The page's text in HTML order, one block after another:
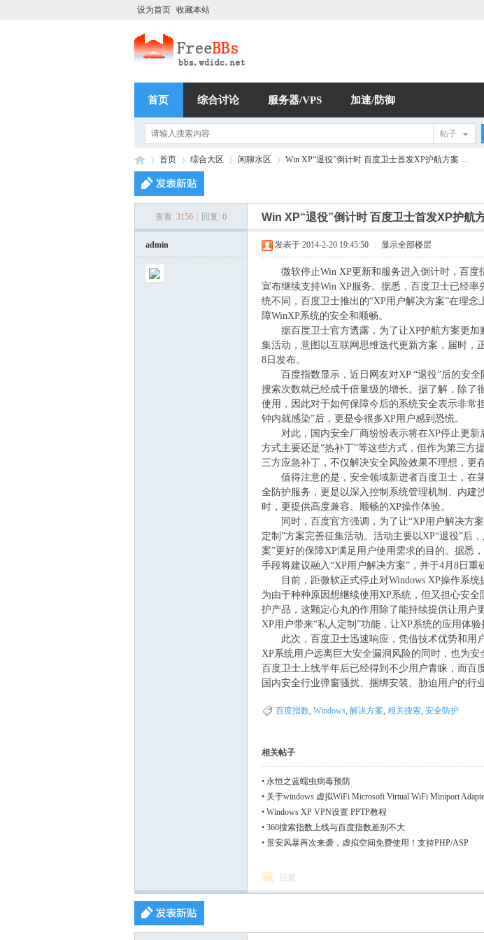
设为首页 收藏本站
首页 综合讨论 服务器/VPS 加速/防御
帖子
美
首页
›
综合大区
›
闲聊水区
›
Win XP“退役”倒计时 百度卫士首发XP护航方案 ...
查看: 3156 回复: 0 Win XP“退役”倒计时 百度卫士首发XP护航
admin 发表于 2014-2-20 19:45:50 显示全部楼层
微软停止Win XP更新和服务进入倒计时，百度
宣布继续支持Win XP服务。据悉，百度卫士已经率
统不同，百度卫士推出的“XP用户解决方案”在理
障WinXP系统的安全和顺畅。
据百度卫士官方透露，为了让XP护航方案更加
集活动，意图以互联网思维迭代更新方案，届时，
8日发布。
百度指数显示，近日网友对XP “退役”后的安全
搜索次数就已经成千倍量级的增长。据了解，除了
使用，因此对于如何保障今后的系统安全表示非常
钟内就感染”后，更是令很多XP用户感到恐慌。
对此，国内安全厂商纷纷表示将在XP停止更新
方式主要还是“热补丁”等这些方式，但作为第三方
三方应急补丁，不仅解决安全风险效果不理想，更
值得注意的是，安全领域新进者百度卫士，在第
全防护服务，更是以深入控制系统管理机制、内建
时，更提供高度兼容、顺畅的XP操作体验。
同时，百度官方强调，为了让“XP用户解决方案
定制”方案完善征集活动。活动主要以XP“退役”后
案”更好的保障XP满足用户使用需求的目的。据悉
手段将建议融入“XP用户解决方案”，并于4月8日重
目前，距微软正式停止对Windows XP操作系统
为由于种种原因想继续使用XP系统，但又担心安
护产品，这颗定心丸的作用除了能持续提供让用户
XP用户带来“私人定制”功能，让XP系统的应用体验
此次，百度卫士迅速响应，凭借技术优势和用
XP系统用户远离巨大安全漏洞风险的同时，也为
百度卫士上线半年后已经得到不少用户青睐，而百
国内安全行业弹窗骚扰、捆绑安装、胁迫用户的行
百度指数, Windows, 解决方案, 相关搜索, 安全防护
相关帖子
• 永恒之蓝蠕虫病毒预防
• 关于windows 虚拟WiFi Microsoft Virtual WiFi Miniport
除
• Windows XP VPN设置 PPTP教程
• 360搜索指数上线与百度指数差别不大
• 景安风暴再次来袭，虚拟空间免费使用！支持PHP/ASP
回复